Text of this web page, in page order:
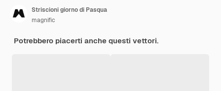
Striscioni giorno di Pasqua
magnific
Potrebbero piacerti anche questi vettori.